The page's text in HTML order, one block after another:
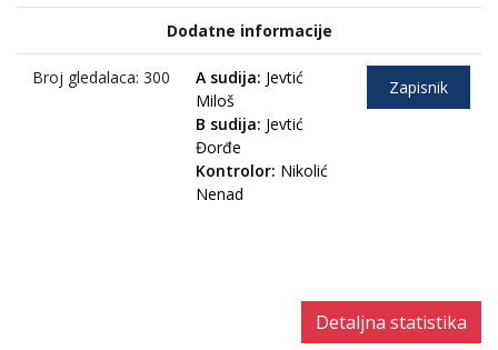
Dodatne informacije
Broj gledalaca: 300 A sudija: Jevtić
Miloš
B sudija: Jevtić
Đorđe
Kontrolor: Nikolić
Nenad
Zapisnik
Detaljna statistika